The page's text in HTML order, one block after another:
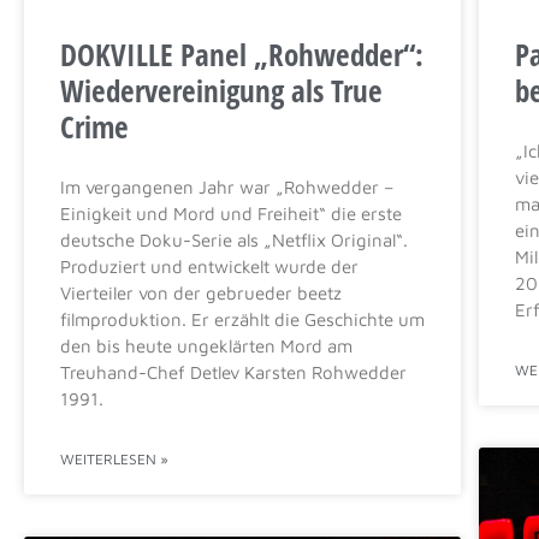
15:00CEST
IMPULS: Paulina Fröhlich
14:30 - 14:45
PANEL: Wie viel Gerechtigkeit braucht
DOKVILLE Panel „Rohwedder“:
Wiedervereinigung als True
Crime
Im vergangenen Jahr war „Rohwedder –
Einigkeit und Mord und Freiheit“ die erste
deutsche Doku-Serie als „Netflix Original“.
Produziert und entwickelt wurde der
Vierteiler von der gebrueder beetz
filmproduktion. Er erzählt die Geschichte um
den bis heute ungeklärten Mord am
Treuhand-Chef Detlev Karsten Rohwedder
1991.
WEITERLESEN »